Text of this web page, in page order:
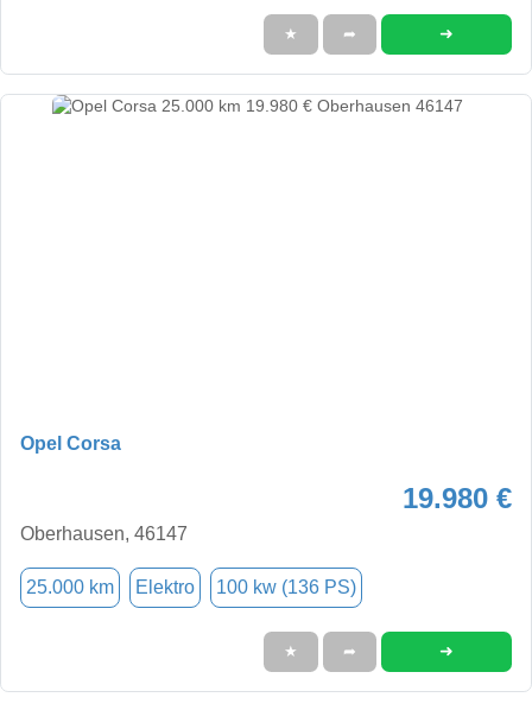
★ ➦ ➜
Opel Corsa
19.980 €
Oberhausen, 46147
25.000 km Elektro 100 kw (136 PS)
★ ➦ ➜